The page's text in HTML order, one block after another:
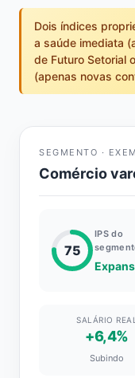
Dois índices
a saúde imediata
de Futuro Setorial
(apenas novas
SEGMENTO ·
Comércio
75
IPS do
SALÁRIO REAL
+6,4%
Subindo